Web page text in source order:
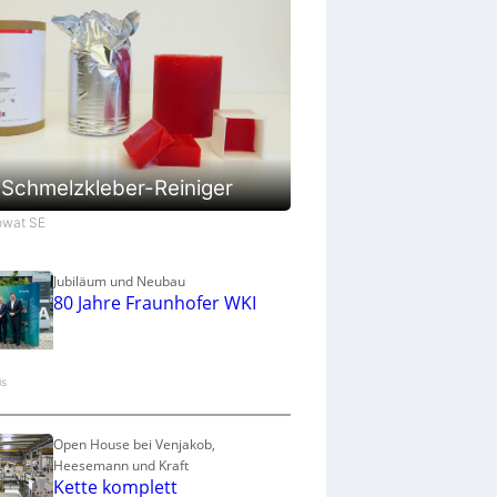
u
p
e
s
Reiniger
SE
Jubiläum und Neubau
80 Jahre Fraunhofer WKI
Open House bei Venjakob,
Heesemann und Kraft
Kette komplett